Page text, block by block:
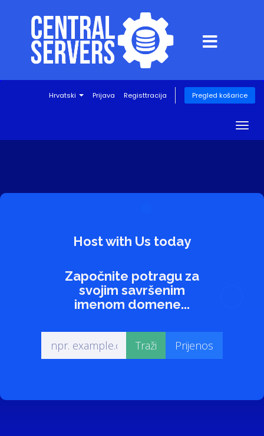
Hrvatski Prijava Registtracija Pregled košarice
Host with Us today
Započnite potragu za
svojim savršenim
imenom domene...